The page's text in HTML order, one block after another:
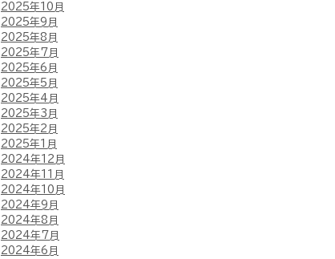
2025年10月
2025年9月
2025年8月
2025年7月
2025年6月
2025年5月
2025年4月
2025年3月
2025年2月
2025年1月
2024年12月
2024年11月
2024年10月
2024年9月
2024年8月
2024年7月
2024年6月